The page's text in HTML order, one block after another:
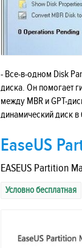
- Все-в-одном Disk
диска. Он помогает
между MBR и GPT-
динамический диск
EaseUS
EASEUS Partition
Условно бесплатная